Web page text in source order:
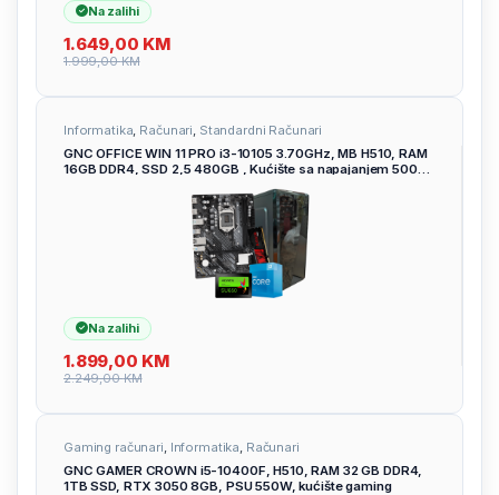
Na zalihi
1.649,00 KM
1.999,00KM
Informatika, Računari, Standardni Računari
GNC OFFICE WIN 11 PRO i3-10105 3.70GHz, MB H510, RAM
16GB DDR4, SSD 2,5 480GB , Kućište sa napajanjem 500W,
Na zalihi
1.899,00 KM
2.249,00KM
Gaming računari, Informatika, Računari
GNC GAMER CROWN i5-10400F, H510, RAM 32 GB DDR4,
1TB SSD, RTX 3050 8GB, PSU 550W, kućište gaming